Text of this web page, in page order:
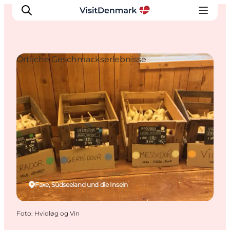
Inspiration
Regionen
Erlebnisse
Unterkünfte
Reiseplanung
Faxe, Südseeland und die Inseln
Örtliche Geschmackserlebnisse
Foto: Hvidløg og Vin